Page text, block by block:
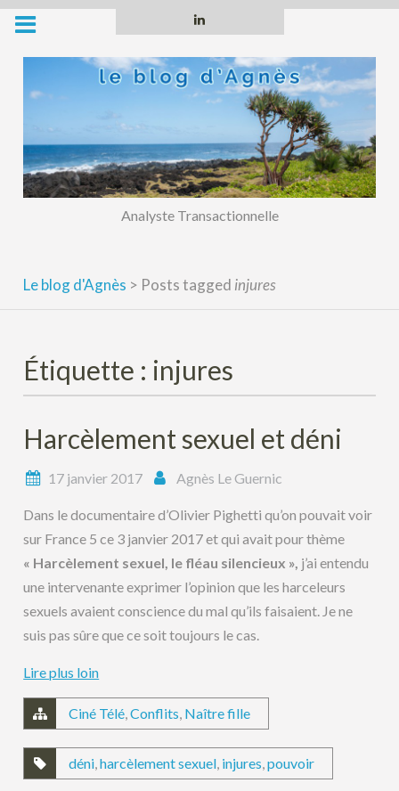
Skip
content
Analyste Transactionnelle
Le blog d'Agnès > Posts tagged injures
Étiquette : injures
Harcèlement sexuel et déni
17 janvier 2017 Agnès Le Guernic
Dans le documentaire d’Olivier Pighetti qu’on pouvait voir
sur France 5 ce 3 janvier 2017 et qui avait pour thème
« Harcèlement sexuel, le fléau silencieux », j’ai entendu
une intervenante exprimer l’opinion que les harceleurs
sexuels avaient conscience du mal qu’ils faisaient. Je ne
suis pas sûre que ce soit toujours le cas.
Lire plus loin
Ciné Télé,Conflits, Naître fille
déni,harcèlement sexuel, injures,pouvoir